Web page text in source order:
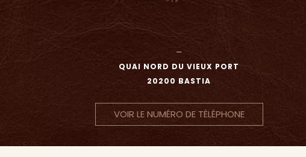
—
QUAI NORD DU VIEUX PORT
20200 BASTIA
VOIR LE NUMÉRO DE TÉLÉPHONE